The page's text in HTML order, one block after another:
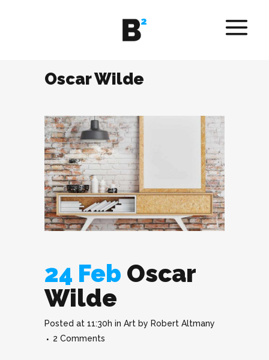
Oscar Wilde
24 Feb Oscar
Wilde
Posted at 11:30h in Art by Robert Altmany
2 Comments